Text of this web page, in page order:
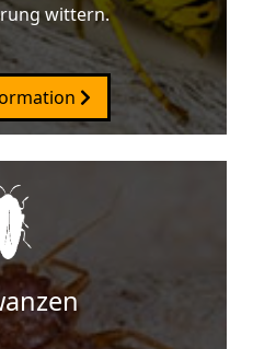
wittern.